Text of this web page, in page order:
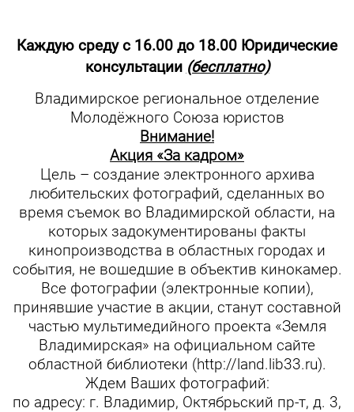
Каждую среду с 16.00 до 18.00 Юридические
консультации (бесплатно)
Владимирское региональное отделение
Молодёжного Союза юристов
Внимание!
Акция «За кадром»
Цель – создание электронного архива
любительских фотографий, сделанных во
время съемок во Владимирской области, на
которых задокументированы факты
кинопроизводства в областных городах и
события, не вошедшие в объектив кинокамер.
Все фотографии (электронные копии),
принявшие участие в акции, станут составной
частью мультимедийного проекта «Земля
Владимирская» на официальном сайте
областной библиотеки (http://land.lib33.ru).
Ждем Ваших фотографий:
по адресу: г. Владимир, Октябрьский пр-т, д. 3,